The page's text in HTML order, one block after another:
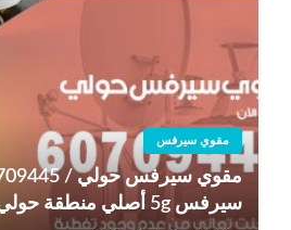
مقوي سيرفس
سيرفس 5g أصلي منطقة حولي